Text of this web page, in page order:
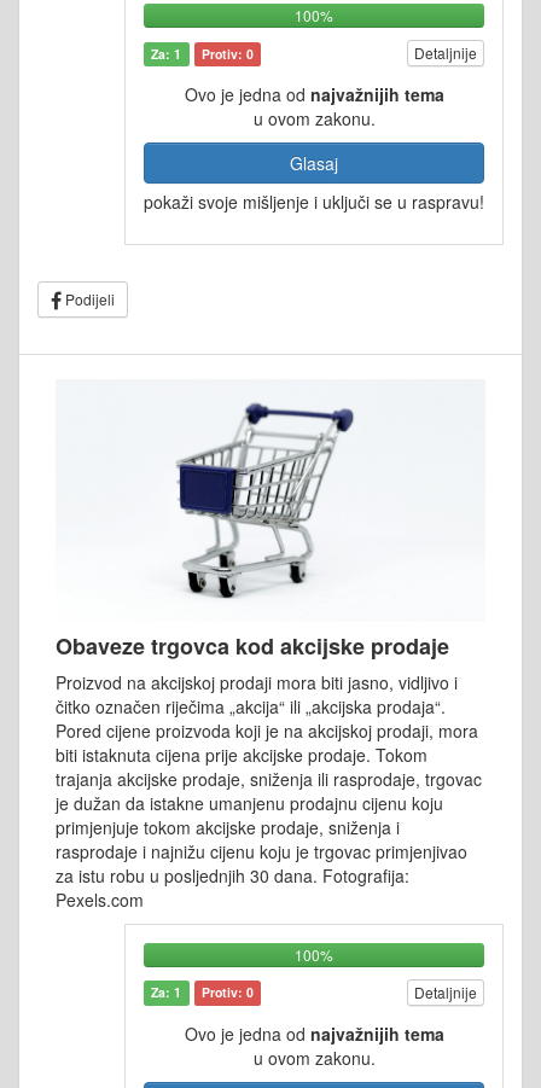
100%
Za: 1 Protiv: 0 Detaljnije
Ovo je jedna od najvažnijih tema
u ovom zakonu.
Glasaj
pokaži svoje mišljenje i uključi se u raspravu!
Podijeli
Obaveze trgovca kod akcijske prodaje
Proizvod na akcijskoj prodaji mora biti jasno, vidljivo i
čitko označen riječima „akcija“ ili „akcijska prodaja“.
Pored cijene proizvoda koji je na akcijskoj prodaji, mora
biti istaknuta cijena prije akcijske prodaje. Tokom
trajanja akcijske prodaje, sniženja ili rasprodaje, trgovac
je dužan da istakne umanjenu prodajnu cijenu koju
primjenjuje tokom akcijske prodaje, sniženja i
rasprodaje i najnižu cijenu koju je trgovac primjenjivao
za istu robu u posljednjih 30 dana. Fotografija:
Pexels.com
100%
Za: 1 Protiv: 0 Detaljnije
Ovo je jedna od najvažnijih tema
u ovom zakonu.